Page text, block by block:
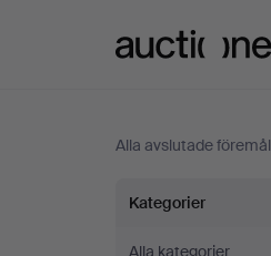
Alla avslutade föremål
Klockor
Kategorier
Alla kategorier